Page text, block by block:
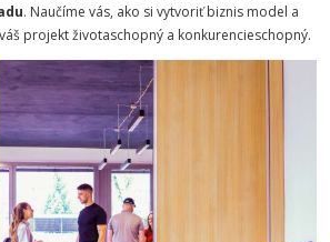
. Naučíme vás, ako si vytvoriť biznis model a
projekt životaschopný a konkurencieschopný.